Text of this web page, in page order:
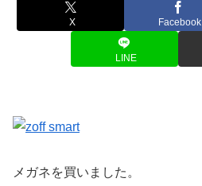
X Facebook
LINE
メガネを買いました。